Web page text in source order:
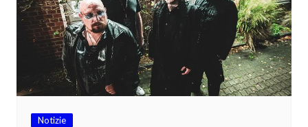
Notizie